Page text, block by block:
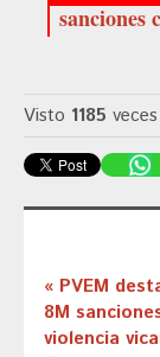
sanciones
Visto 1185 veces
« PVEM
8M
violencia